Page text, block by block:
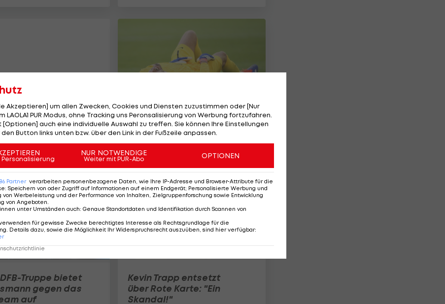
Eintracht Frankfurt
muss wochenlang
Stammkeeper vorgeben
Deutsche Bundesliga
Truppe bietet
gegen das
auf
Kevin Trapp entsetzt
über Rote Karte: "Ein
Skandal!"
Akzeptieren] um allen Zwecken, Cookies und Diensten zuzustimmen oder [Nur
LAOLA1 PUR Modus, ohne Tracking uns Peronsalisierung von Werbung fortzufahren.
[Optionen] auch eine individuelle Auswahl zu treffen. Sie können Ihre Einstellungen
Button links unten bzw. über den Link in der Fußzeile anpassen.
NUR NOTWENDIGE
Weiter mit PUR-Abo OPTIONEN
Partner verarbeiten personenbezogene Daten, wie Ihre IP-Adresse und Browser-Attribute für die
: Speichern von oder Zugriff auf Informationen auf einem Endgerät; Personalisierte Werbung und
von Werbeleistung und der Performance von Inhalten, Zielgruppenforschung sowie Entwicklung
von Angeboten.
unter Umständen auch: Genaue Standortdaten und Identifikation durch Scannen von
für gewisse Zwecke berechtigtes Interesse als Rechtsgrundlage für die
Details dazu, sowie die Möglichkeit Ihr Widerspruchsrecht auszuüben, sind hier verfügbar: